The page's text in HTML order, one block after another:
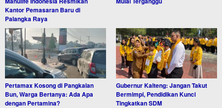
Kantor Pemasaran Baru di
Palangka Raya
Pertamax Kosong di Pangkalan
Bun, Warga Bertanya: Ada Apa
dengan Pertamina?
Gubernur Kalteng: Jangan Takut
Bermimpi, Pendidikan Kunci
Tingkatkan SDM